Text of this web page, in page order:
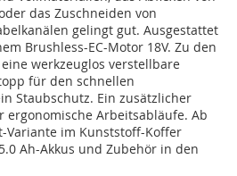
das Zuschneiden von
gelingt gut. Ausgestattet
Brushless-EC-Motor 18V. Zu den
werkzeuglos verstellbare
für den schnellen
Staubschutz. Ein zusätzlicher
Arbeitsabläufe. Ab
Variante im Kunststoff-Koffer
Ah-Akkus und Zubehör in den